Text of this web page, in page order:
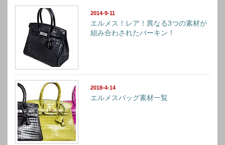
2014-9-11
エルメス！レア！異なる3つの素材が
組み合わされたバーキン！
2018-4-14
エルメスバッグ素材一覧